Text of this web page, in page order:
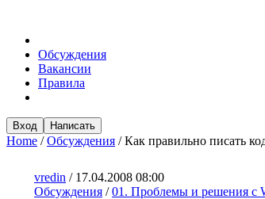
Обсуждения
Вакансии
Правила
Вход Написать
Home /Обсуждения /Как правильно писать
vredin / 17.04.2008 08:00
Обсуждения /01. Проблемы и решения с